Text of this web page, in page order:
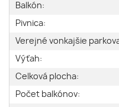
Balkón:
Pivnica:
Verejné vonkajšie
Výťah:
Celková plocha:
Počet balkónov: